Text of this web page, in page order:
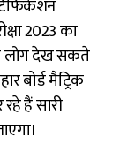
2023 का
लोग देख सकते
बोर्ड मैट्रिक
हैं सारी